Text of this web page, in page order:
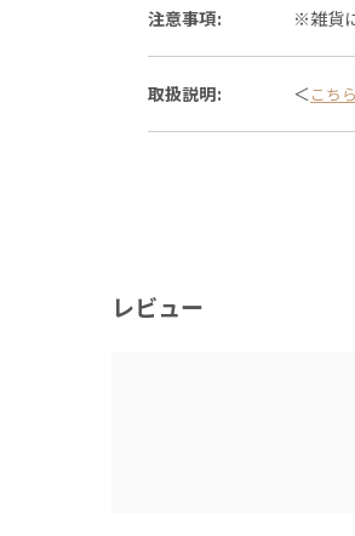
注意事項: ※雑貨
取扱説明: ＜ こちら
レビュー